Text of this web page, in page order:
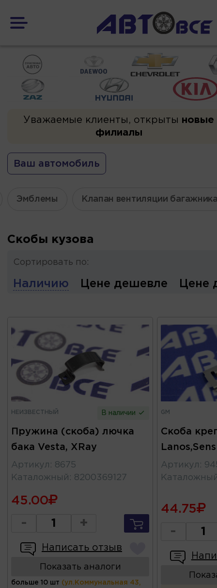
Уважаемые клиенты, открыты новые
филиалы
Ваш автомобиль
Эмблемы Клапан вентиляции
Скобы кузова
Сортировать по:
Наличию Цене дешевле Цене
НЕИЗВЕСТНЫЙ В наличии
Пружина (скоба) лючка
бака Vesta, XRay
Артикул : 8675
Каталожный : 8200369127
45.00
- +
Написать отзыв
Показать аналоги
больше 10 шт (ул.Коммунальная 43,
GM
Скоба
Артикул :
44.75
-